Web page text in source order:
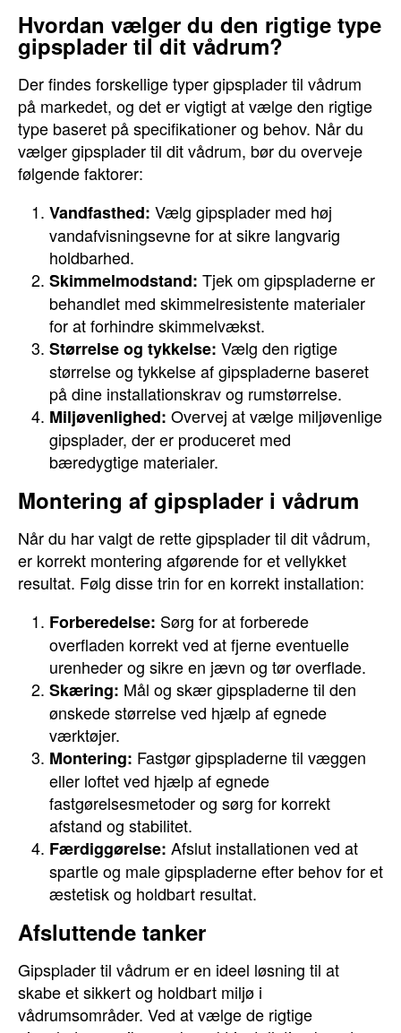
Hvordan vælger du den rigtige type
gipsplader til dit vådrum?
Der findes forskellige typer gipsplader til vådrum
på markedet, og det er vigtigt at vælge den rigtige
type baseret på specifikationer og behov. Når du
vælger gipsplader til dit vådrum, bør du overveje
følgende faktorer:
Vandfasthed: Vælg gipsplader med høj
vandafvisningsevne for at sikre langvarig
holdbarhed.
Skimmelmodstand: Tjek om gipspladerne er
behandlet med skimmelresistente materialer
for at forhindre skimmelvækst.
Størrelse og tykkelse: Vælg den rigtige
størrelse og tykkelse af gipspladerne baseret
på dine installationskrav og rumstørrelse.
Miljøvenlighed: Overvej at vælge miljøvenlige
gipsplader, der er produceret med
bæredygtige materialer.
Montering af gipsplader i vådrum
Når du har valgt de rette gipsplader til dit vådrum,
er korrekt montering afgørende for et vellykket
resultat. Følg disse trin for en korrekt installation:
Forberedelse: Sørg for at forberede
overfladen korrekt ved at fjerne eventuelle
urenheder og sikre en jævn og tør overflade.
Skæring: Mål og skær gipspladerne til den
ønskede størrelse ved hjælp af egnede
værktøjer.
Montering: Fastgør gipspladerne til væggen
eller loftet ved hjælp af egnede
fastgørelsesmetoder og sørg for korrekt
afstand og stabilitet.
Færdiggørelse: Afslut installationen ved at
spartle og male gipspladerne efter behov for et
æstetisk og holdbart resultat.
Afsluttende tanker
Gipsplader til vådrum er en ideel løsning til at
skabe et sikkert og holdbart miljø i
vådrumsområder. Ved at vælge de rigtige